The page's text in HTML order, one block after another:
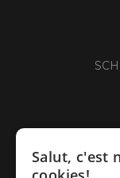
Salut, c'est